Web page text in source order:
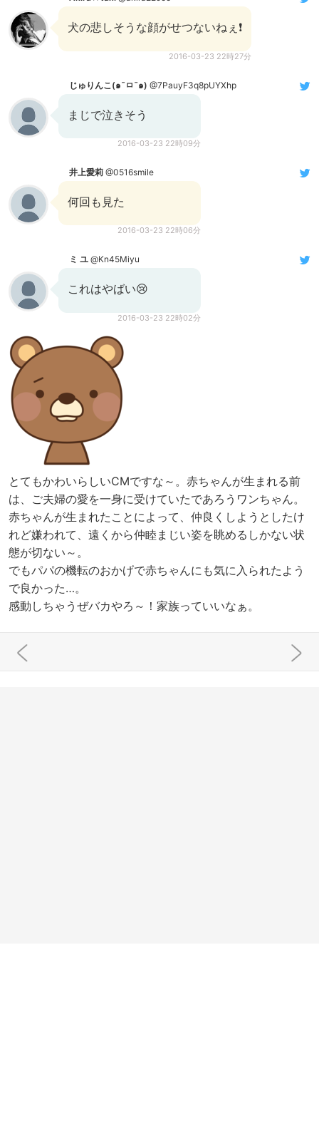
犬の悲しそうな顔がせつないねぇ❗
2016-03-23 22時27分
じゅりんこ(๑¯ㅁ¯๑) @7PauyF3q8pUYXhp
まじで泣きそう
2016-03-23 22時09分
井上愛莉 @0516smile
何回も見た
2016-03-23 22時06分
ミ ユ @Kn45Miyu
これはやばい😢
2016-03-23 22時02分
とてもかわいらしいCMですな～。赤ちゃんが生まれる前
は、ご夫婦の愛を一身に受けていたであろうワンちゃん。
赤ちゃんが生まれたことによって、仲良くしようとしたけ
れど嫌われて、遠くから仲睦まじい姿を眺めるしかない状
態が切ない～。
でもパパの機転のおかげで赤ちゃんにも気に入られたよう
で良かった…。
感動しちゃうぜバカやろ～！家族っていいなぁ。